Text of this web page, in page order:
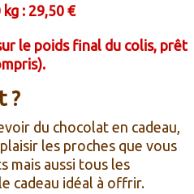
: 29,50 €
le poids final du colis, prêt
?
du chocolat en cadeau,
les proches que vous
mais aussi tous les
cadeau idéal à offrir.